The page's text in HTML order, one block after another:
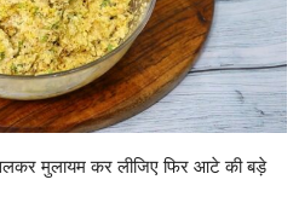
मुलायम कर लीजिए फिर आटे की बड़े